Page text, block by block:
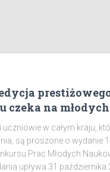
czeka na
uczniowie w całym kraju,
są proszone o wydanie
Prac Młodych
upływa 31 października